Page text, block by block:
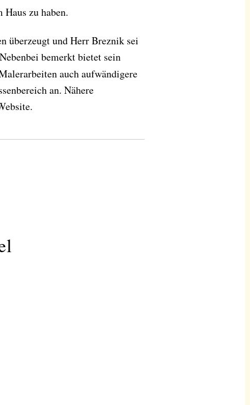
zu haben.
überzeugt und Herr Breznik sei
bemerkt bietet sein
auch aufwändigere
an. Nähere